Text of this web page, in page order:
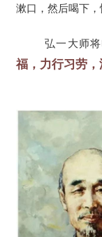
资
点
漱口，然后喝下，
弘一大师
福，力行习劳，